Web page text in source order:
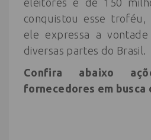
conquistou esse
ele expressa a
diversas partes do Brasil.
Confira abaixo
fornecedores em busca